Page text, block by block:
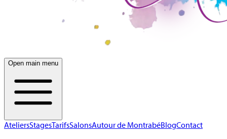
Open main menu
AteliersStagesTarifsSalonsAutour de MontrabéBlogContact